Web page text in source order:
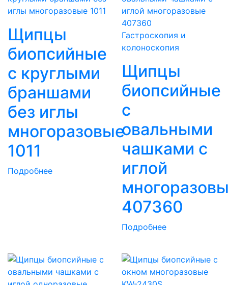
Щипцы
биопсийные
с круглыми
браншами
без иглы
многоразовые
1011
Подробнее
Гастроскопия и
колоноскопия
Щипцы
биопсийные
с
овальными
чашками с
иглой
407360
Подробнее